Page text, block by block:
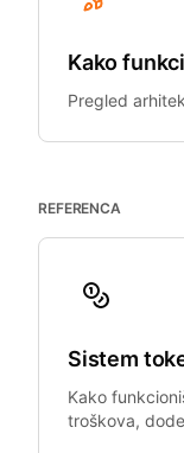
Kako
Pregled
REFERENCA
Sistem
Kako
troškova,